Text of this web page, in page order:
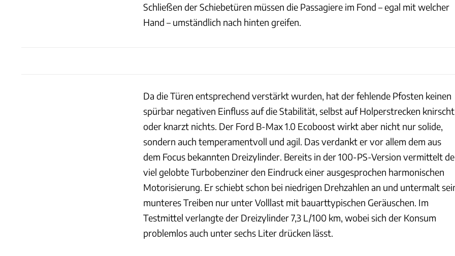
Schließen der Schiebetüren müssen die Passagiere im Fond – egal mit welcher
Hand – umständlich nach hinten greifen.
Da die Türen entsprechend verstärkt wurden, hat der fehlende Pfosten keinen
spürbar negativen Einfluss auf die Stabilität, selbst auf Holperstrecken knirscht
oder knarzt nichts. Der Ford B-Max 1.0 Ecoboost wirkt aber nicht nur solide,
sondern auch temperamentvoll und agil. Das verdankt er vor allem dem aus
dem Focus bekannten Dreizylinder. Bereits in der 100-PS-Version vermittelt
viel gelobte Turbobenziner den Eindruck einer ausgesprochen harmonischen
Motorisierung. Er schiebt schon bei niedrigen Drehzahlen an und untermalt
munteres Treiben nur unter Volllast mit bauarttypischen Geräuschen. Im
Testmittel verlangte der Dreizylinder 7,3 L/100 km, wobei sich der Konsum
problemlos auch unter sechs Liter drücken lässt.